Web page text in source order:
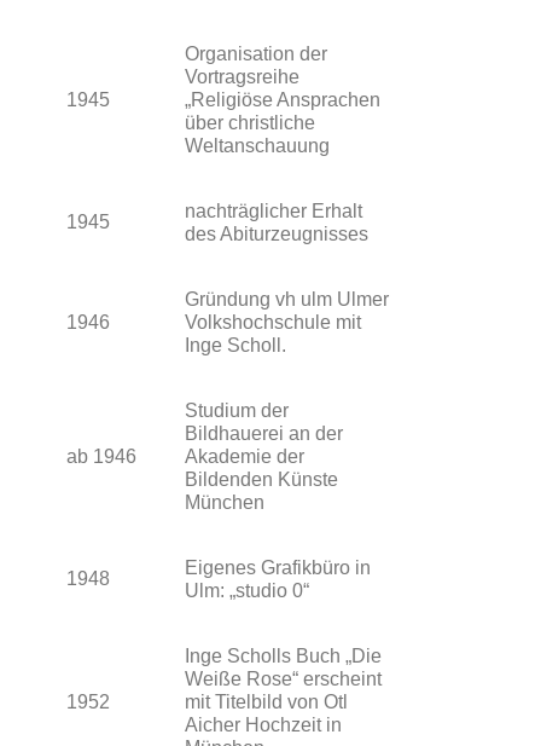
1945
Organisation der
Vortragsreihe
„Religiöse Ansprachen
über christliche
Weltanschauung
1945
nachträglicher Erhalt
des Abiturzeugnisses
1946
Gründung vh ulm Ulmer
Volkshochschule mit
Inge Scholl.
ab 1946
Studium der
Bildhauerei an der
Akademie der
Bildenden Künste
München
1948
Eigenes Grafikbüro in
Ulm: „studio 0“
1952
Inge Scholls Buch „Die
Weiße Rose“ erscheint
mit Titelbild von Otl
Aicher Hochzeit in